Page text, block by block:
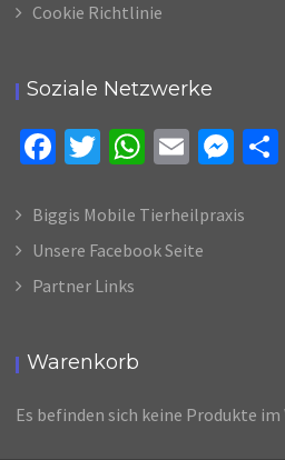
Cookie Richtlinie
Soziale Netzwerke
Fa
b
o
o
T
tt
er
W
at
sA
E
ai
l
M
se
Biggis Mobile Tierheilpraxis
Unsere Facebook Seite
Partner Links
Warenkorb
Es befinden sich keine Produkte im